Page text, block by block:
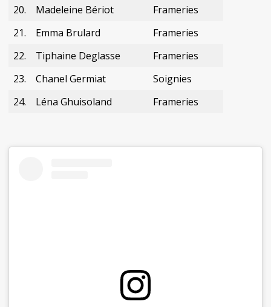
20.
Madeleine Bériot
Frameries
21.
Emma Brulard
Frameries
22.
Tiphaine Deglasse
Frameries
23.
Chanel Germiat
Soignies
24.
Léna Ghuisoland Frameries